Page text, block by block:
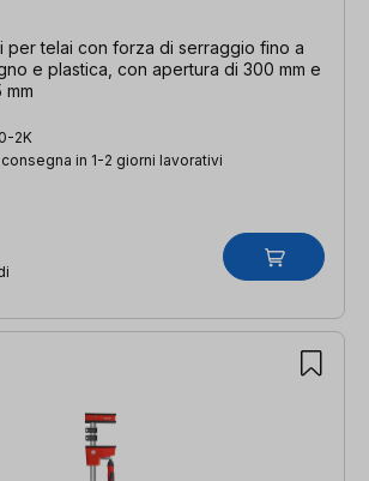
per telai con forza di serraggio fino a
e plastica, con apertura di 300 mm e
2K
in 1-2 giorni lavorativi